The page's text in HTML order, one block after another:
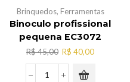
Brinquedos, Ferramentas
Binoculo profissional
pequena EC3072
R$45,00 O
preço
original
R$ 40,00O
Binoculo